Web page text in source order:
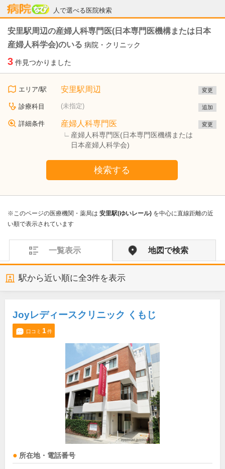
人で選べる医院検索
病院なび
安里駅周辺の産婦人科専門医(日本専門医機構または日本
産婦人科学会)のいる 病院・クリニック
3 件見つかりました
エリア/駅 安里駅周辺 変更
診療科目 (未指定) 追加
詳細条件 産婦人科専門医
産婦人科専門医(日本専門医機構または
日本産婦人科学会)
変更
検索する
※このページの医療機関・薬局は 安里駅(ゆいレール) を中心に直線距離の近
い順で表示されています
一覧表示 地図で検索
駅から近い順に全3件を表示
Joyレディースクリニック くもじ
口コミ 1件
所在地・電話番号